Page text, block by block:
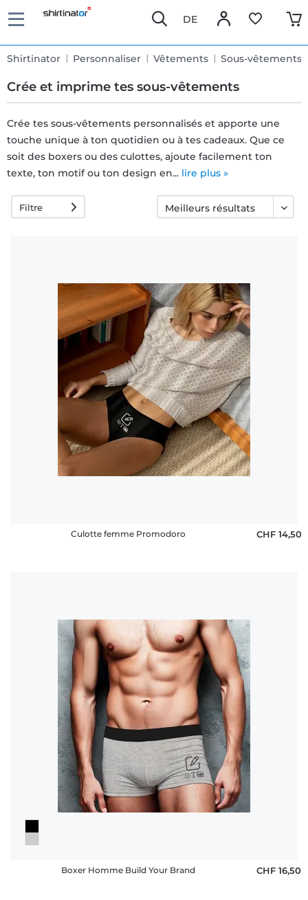
DE
Shirtinator Personnaliser Vêtements Sous-vêtements
Crée et imprime tes sous-vêtements
Livraison
Échange
Droit de
rétractation
Crée tes sous-vêtements personnalisés et apporte une
touche unique à ton quotidien ou à tes cadeaux. Que ce
soit des boxers ou des culottes, ajoute facilement ton
texte, ton motif ou ton design en... lire plus »
Filtre
Culotte femme Promodoro CHF 14,50
Boxer Homme Build Your Brand CHF 16,50